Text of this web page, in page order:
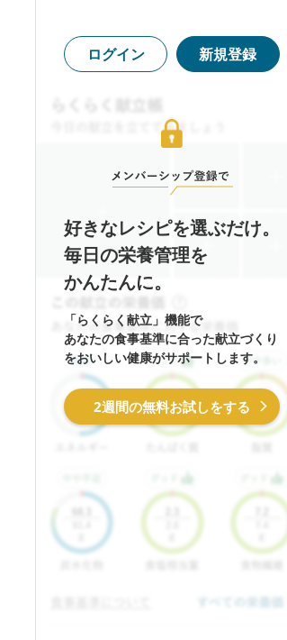
ログイン 新規登録
好きなレシピを選ぶだけ。
毎日の栄養管理を
かんたんに。
「らくらく献立」機能で
あなたの食事基準に合った献立づくり
をおいしい健康がサポートします。
2週間の無料お試しをする